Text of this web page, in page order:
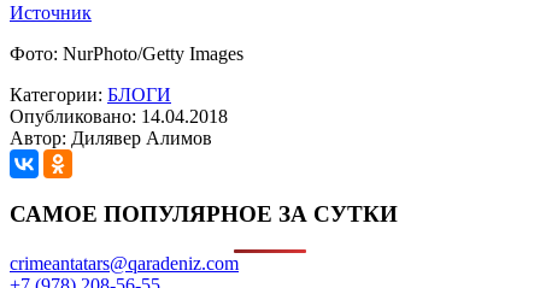
Источник
Фото: NurPhoto/Getty Images
Категории: БЛОГИ
Опубликовано: 14.04.2018
Автор: Дилявер Алимов
САМОЕ ПОПУЛЯРНОЕ ЗА СУТКИ
crimeantatars@qaradeniz.com